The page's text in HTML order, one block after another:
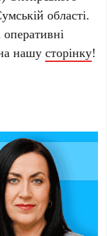
області.
оперативні
нашусторінку!